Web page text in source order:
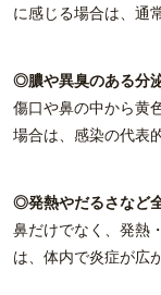
に感じる場合は、通
◎膿や異臭のある分
傷口や鼻の中から黄
場合は、感染の代表
◎発熱やだるさなど
鼻だけでなく、発熱
は、体内で炎症が広